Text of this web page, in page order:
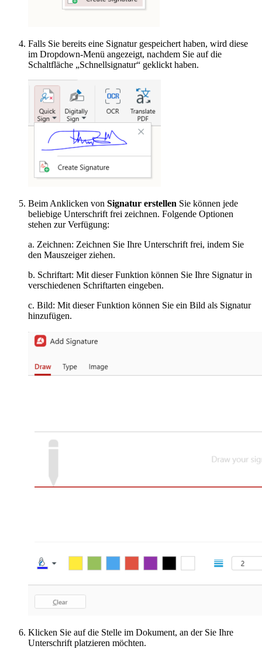
Falls Sie bereits eine Signatur gespeichert haben, wird diese
im Dropdown-Menü angezeigt, nachdem Sie auf die
Schaltfläche „Schnellsignatur“ geklickt haben.
Beim Anklicken von Signatur erstellen Sie können jede
beliebige Unterschrift frei zeichnen. Folgende Optionen
stehen zur Verfügung:
a. Zeichnen: Zeichnen Sie Ihre Unterschrift frei, indem Sie
den Mauszeiger ziehen.
b. Schriftart: Mit dieser Funktion können Sie Ihre Signatur in
verschiedenen Schriftarten eingeben.
c. Bild: Mit dieser Funktion können Sie ein Bild als Signatur
hinzufügen.
Klicken Sie auf die Stelle im Dokument, an der Sie Ihre
Unterschrift platzieren möchten.